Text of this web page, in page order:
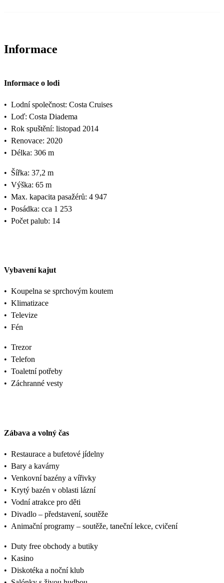
Informace
Informace o lodi
• Lodní společnost: Costa Cruises
• Loď: Costa Diadema
• Rok spuštění: listopad 2014
• Renovace: 2020
• Délka: 306 m
• Šířka: 37,2 m
• Výška: 65 m
• Max. kapacita pasažérů: 4 947
• Posádka: cca 1 253
• Počet palub: 14
Vybavení kajut
• Koupelna se sprchovým koutem
• Klimatizace
• Televize
• Fén
• Trezor
• Telefon
• Toaletní potřeby
• Záchranné vesty
Zábava a volný čas
• Restaurace a bufetové jídelny
• Bary a kavárny
• Venkovní bazény a vířivky
• Krytý bazén v oblasti lázní
• Vodní atrakce pro děti
• Divadlo – představení, soutěže
• Animační programy – soutěže, taneční lekce, cvičení
• Duty free obchody a butiky
• Kasino
• Diskotéka a noční klub